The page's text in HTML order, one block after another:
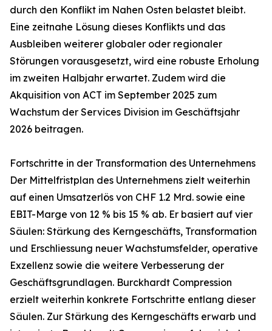
durch den Konflikt im Nahen Osten belastet bleibt.
Eine zeitnahe Lösung dieses Konflikts und das
Ausbleiben weiterer globaler oder regionaler
Störungen vorausgesetzt, wird eine robuste Erholung
im zweiten Halbjahr erwartet. Zudem wird die
Akquisition von ACT im September 2025 zum
Wachstum der Services Division im Geschäftsjahr
2026 beitragen.
Fortschritte in der Transformation des Unternehmens
Der Mittelfristplan des Unternehmens zielt weiterhin
auf einen Umsatzerlös von CHF 1.2 Mrd. sowie eine
EBIT-Marge von 12 % bis 15 % ab. Er basiert auf vier
Säulen: Stärkung des Kerngeschäfts, Transformation
und Erschliessung neuer Wachstumsfelder, operative
Exzellenz sowie die weitere Verbesserung der
Geschäftsgrundlagen. Burckhardt Compression
erzielt weiterhin konkrete Fortschritte entlang dieser
Säulen. Zur Stärkung des Kerngeschäfts erwarb und